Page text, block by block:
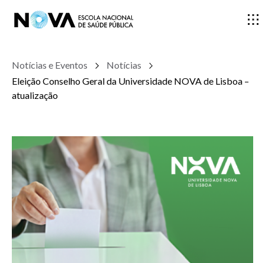
ESCOLA
INVESTIGAÇÃO
DOCENTES E INVESTIGADORES
COMUNIDADE
Notícias e Eventos
Notícias
Eleição Conselho Geral da Universidade NOVA de Lisboa –
atualização